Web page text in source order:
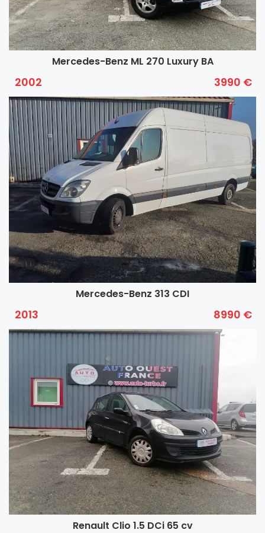
Mercedes-Benz ML 270 Luxury BA
2002 3990 €
Mercedes-Benz 313 CDI
2013 8990 €
Renault Clio 1.5 DCi 65 cv